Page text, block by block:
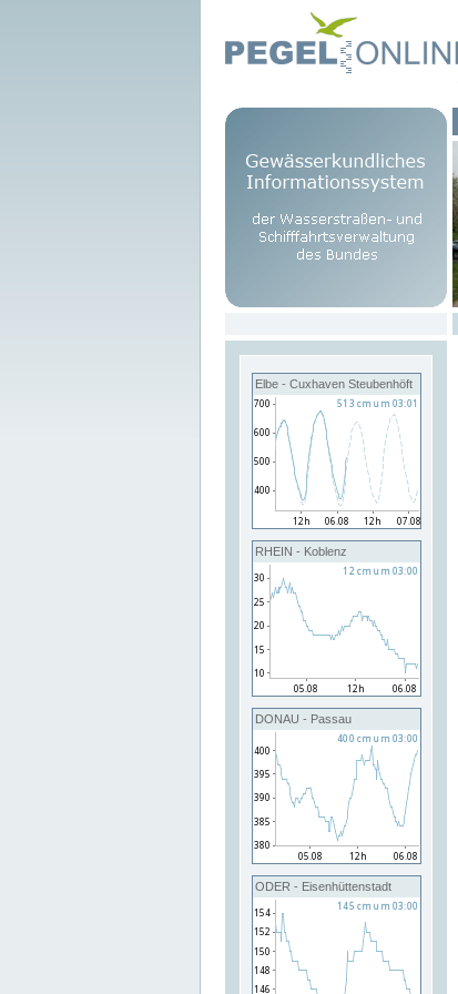
Elbe - Cuxhaven Steubenhöft
RHEIN - Koblenz
DONAU - Passau
ODER - Eisenhüttenstadt